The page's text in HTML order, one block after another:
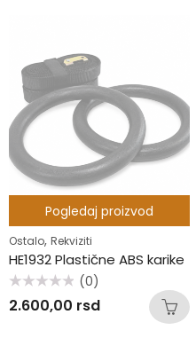
Pogledaj proizvod
Ostalo, Rekviziti
HE1932 Plastične ABS karike
sa
(0)
2.600,00 rsd